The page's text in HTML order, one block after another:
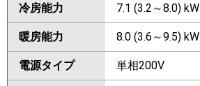
冷房能力 7.1 (3.2～8.0) kW
暖房能力 8.0 (3.6～9.5) kW
電源タイプ 単相200V